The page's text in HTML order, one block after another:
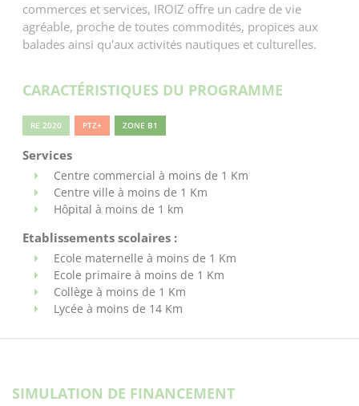
commerces et services, IROIZ offre un cadre de vie
agréable, proche de toutes commodités, propices aux
balades ainsi qu'aux activités nautiques et culturelles.
CARACTÉRISTIQUES DU PROGRAMME
RE 2020 PTZ+ ZONE B1
Services
Centre commercial à moins de 1 Km
Centre ville à moins de 1 Km
Hôpital à moins de 1 km
Etablissements scolaires :
Ecole maternelle à moins de 1 Km
Ecole primaire à moins de 1 Km
Collège à moins de 1 Km
Lycée à moins de 14 Km
SIMULATION DE FINANCEMENT